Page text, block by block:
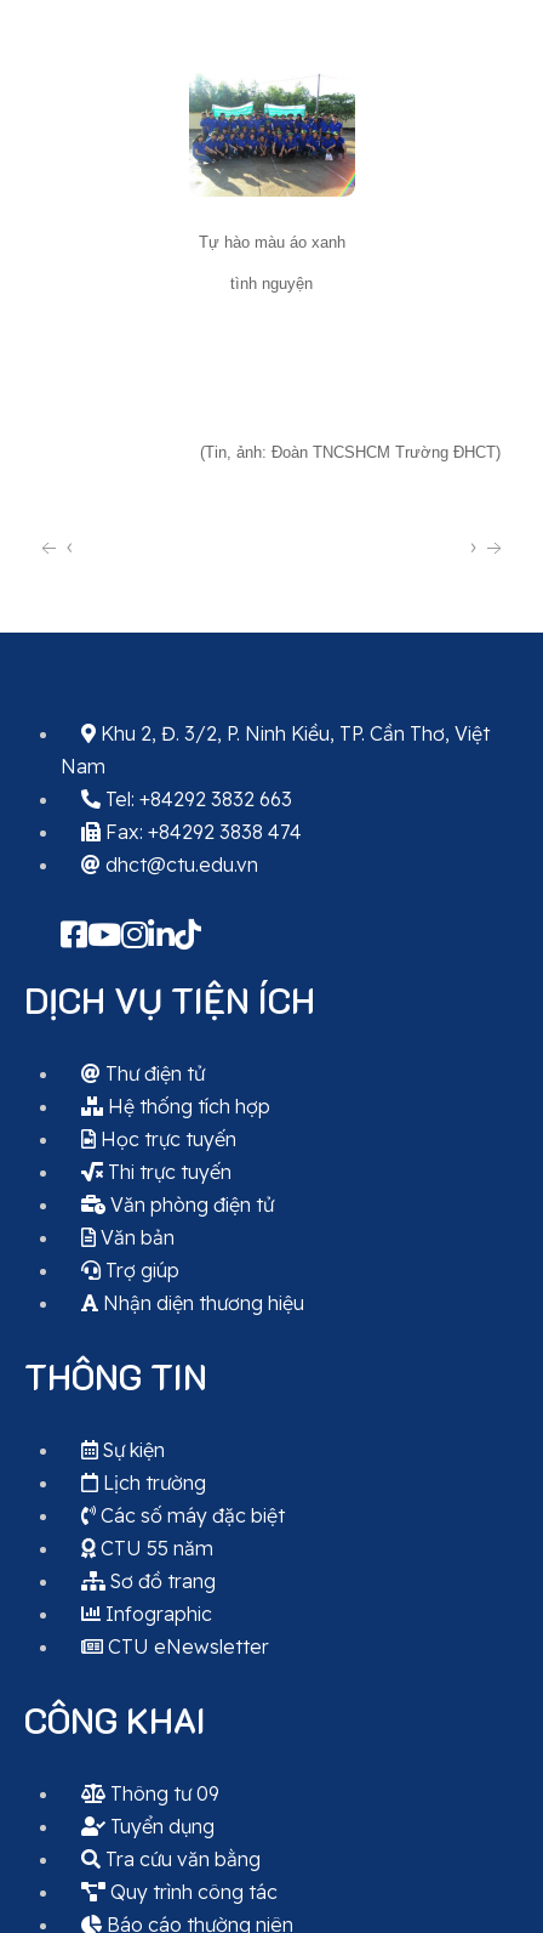
Tự hào màu áo xanh
tình nguyện
(Tin, ảnh: Đoàn TNCSHCM Trường ĐHCT)
‹ ›
Khu 2, Đ. 3/2, P. Ninh Kiều, TP. Cần Thơ, Việt
Nam
Tel: +84292 3832 663
Fax: +84292 3838 474
dhct@ctu.edu.vn
DỊCH VỤ TIỆN ÍCH
Thư điện tử
Hệ thống tích hợp
Học trực tuyến
Thi trực tuyến
Văn phòng điện tử
Văn bản
Trợ giúp
Nhận diện thương hiệu
THÔNG TIN
Sự kiện
Lịch trường
Các số máy đặc biệt
CTU 55 năm
Sơ đồ trang
Infographic
CTU eNewsletter
CÔNG KHAI
Thông tư 09
Tuyển dụng
Tra cứu văn bằng
Quy trình công tác
Báo cáo thường niên